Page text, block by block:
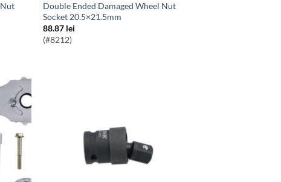
Double Ended Damaged Wheel Nut
Socket 20.5×21.5mm
88.87 lei
(#8212)